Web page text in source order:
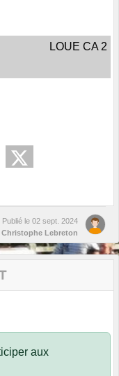
LOUE CA 2
Publié le 02 sept. 2024
Christophe Lebreton
aux